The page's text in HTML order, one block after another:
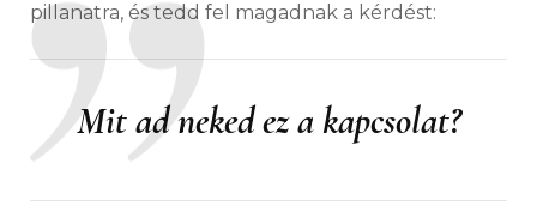
pillanatra, és tedd fel magadnak a kérdést:
Mit ad neked ez a kapcsolat?